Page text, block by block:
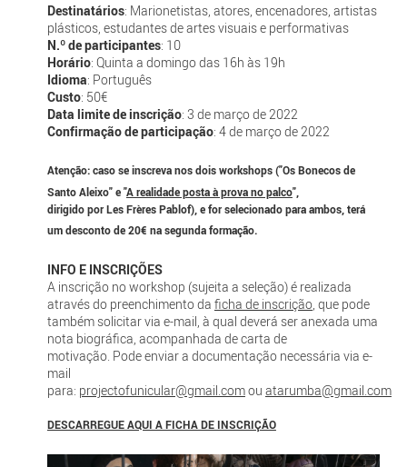
Destinatários: Marionetistas, atores, encenadores, artistas
plásticos, estudantes de artes visuais e performativas
N.º de participantes: 10
Horário: Quinta a domingo das 16h às 19h
Idioma: Português
Custo: 50€
Data limite de inscrição: 3 de março de 2022
Confirmação de participação: 4 de março de 2022
Atenção: caso se inscreva nos dois workshops ("Os Bonecos de
Santo Aleixo" e "A realidade posta à prova no palco",
dirigido por Les Frères Pablof), e for selecionado para ambos, terá
um desconto de 20€ na segunda formação.
INFO E INSCRIÇÕES
A inscrição no workshop (sujeita a seleção) é realizada
através do preenchimento da ficha de inscrição, que pode
também solicitar via e-mail, à qual deverá ser anexada uma
nota biográfica, acompanhada de carta de
motivação. Pode enviar a documentação necessária via e-
mail
para: projectofunicular@gmail.comou atarumba@gmail.com
DESCARREGUE AQUI A FICHA DE INSCRIÇÃO